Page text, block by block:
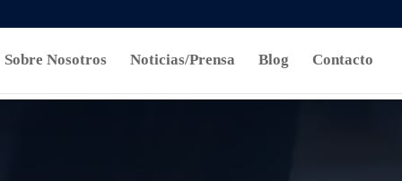
Sobre Nosotros Noticias/Prensa Blog Contacto